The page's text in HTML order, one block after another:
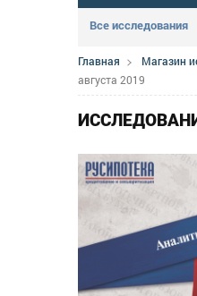
Все исследования
Главная Магазин
августа 2019